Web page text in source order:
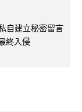
自建立秘密留言
終入侵